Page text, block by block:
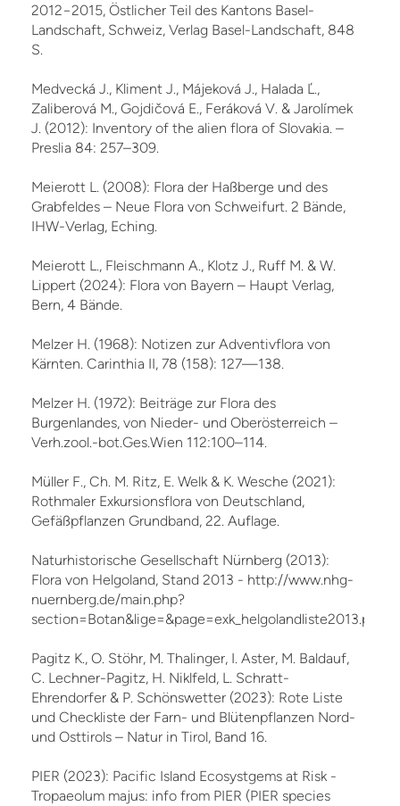
2012−2015, Östlicher Teil des Kantons Basel-
Landschaft, Schweiz, Verlag Basel-Landschaft, 848
S.
Medvecká J., Kliment J., Májeková J., Halada Ľ.,
Zaliberová M., Gojdičová E., Feráková V. & Jarolímek
J. (2012): Inventory of the alien flora of Slovakia. –
Preslia 84: 257–309.
Meierott L. (2008): Flora der Haßberge und des
Grabfeldes – Neue Flora von Schweifurt. 2 Bände,
IHW-Verlag, Eching.
Meierott L., Fleischmann A., Klotz J., Ruff M. & W.
Lippert (2024): Flora von Bayern – Haupt Verlag,
Bern, 4 Bände.
Melzer H. (1968): Notizen zur Adventivflora von
Kärnten. Carinthia II, 78 (158): 127—138.
Melzer H. (1972): Beiträge zur Flora des
Burgenlandes, von Nieder- und Oberösterreich –
Verh.zool.-bot.Ges.Wien 112:100–114.
Müller F., Ch. M. Ritz, E. Welk & K. Wesche (2021):
Rothmaler Exkursionsflora von Deutschland,
Gefäßpflanzen Grundband, 22. Auflage.
Naturhistorische Gesellschaft Nürnberg (2013):
Flora von Helgoland, Stand 2013 - http://www.nhg-
nuernberg.de/main.php?
section=Botan&lige=&page=exk_helgolandliste2013.php
Pagitz K., O. Stöhr, M. Thalinger, I. Aster, M. Baldauf,
C. Lechner-Pagitz, H. Niklfeld, L. Schratt-
Ehrendorfer & P. Schönswetter (2023): Rote Liste
und Checkliste der Farn- und Blütenpflanzen Nord-
und Osttirols – Natur in Tirol, Band 16.
PIER (2023): Pacific Island Ecosystgems at Risk -
Tropaeolum majus: info from PIER (PIER species